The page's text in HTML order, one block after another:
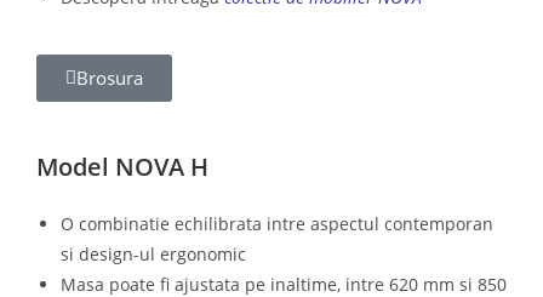
Brosura
Model NOVA H
O combinatie echilibrata intre aspectul contemporan
si design-ul ergonomic
Masa poate fi ajustata pe inaltime, intre 620 mm si 850